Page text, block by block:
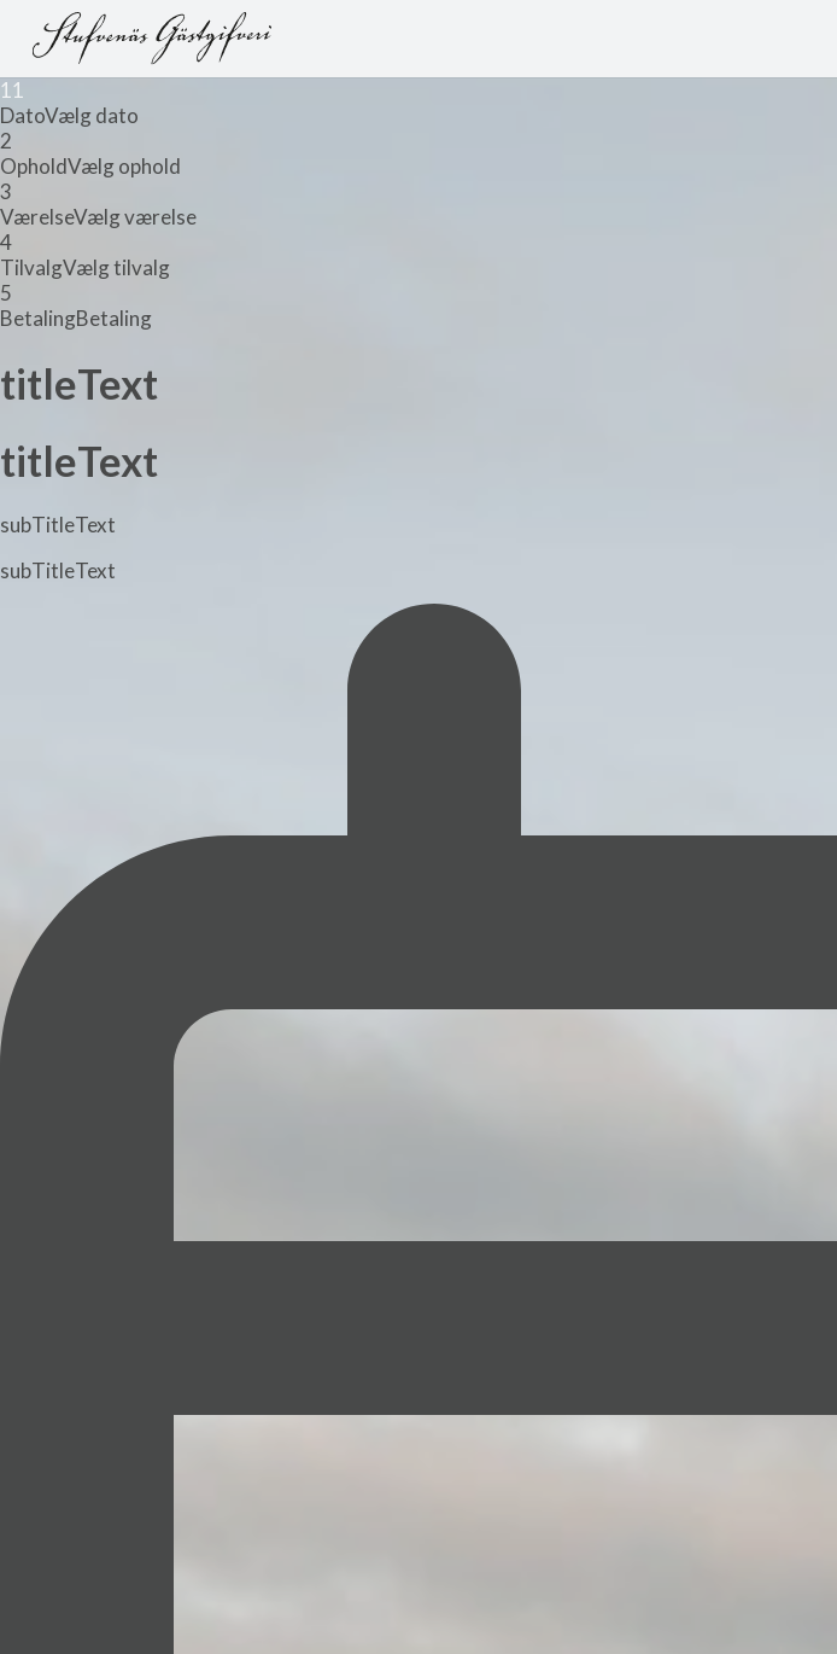
1 1
DatoVælg dato
2
OpholdVælg ophold
3
VærelseVælg værelse
4
TilvalgVælg tilvalg
5
BetalingBetaling
titleText
titleText
subTitleText
subTitleText